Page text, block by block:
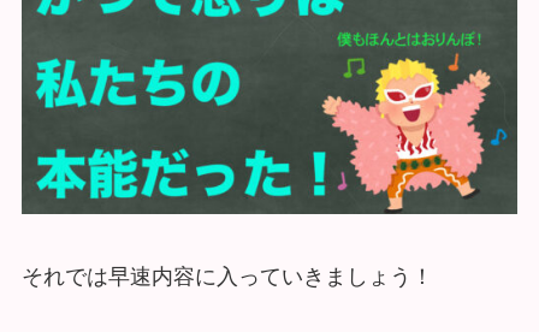
それでは早速内容に入っていきましょう！